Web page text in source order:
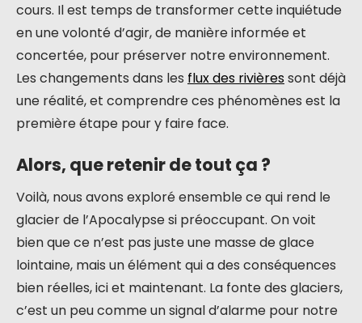
cours. Il est temps de transformer cette inquiétude
en une volonté d’agir, de manière informée et
concertée, pour préserver notre environnement.
Les changements dans les flux des rivièressont déjà
une réalité, et comprendre ces phénomènes est la
première étape pour y faire face.
Alors, que retenir de tout ça ?
Voilà, nous avons exploré ensemble ce qui rend le
glacier de l’Apocalypse si préoccupant. On voit
bien que ce n’est pas juste une masse de glace
lointaine, mais un élément qui a des conséquences
bien réelles, ici et maintenant. La fonte des glaciers,
c’est un peu comme un signal d’alarme pour notre